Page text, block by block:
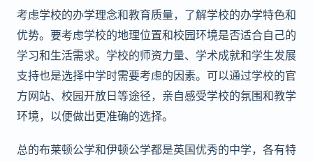
考虑学校的办学理念和教育质量，了解学校的办学特色和
优势。要考虑学校的地理位置和校园环境是否适合自己的
学习和生活需求。学校的师资力量、学术成就和学生发展
支持也是选择中学时需要考虑的因素。可以通过学校的官
方网站、校园开放日等途径，亲自感受学校的氛围和教学
环境，以便做出更准确的选择。
总的布莱顿公学和伊顿公学都是英国优秀的中学，各有特